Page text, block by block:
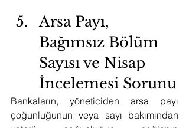
Arsa Payı,
Bağımsız Bölüm
Sayısı ve Nisap
İncelemesi Sorunu
Bankaların, yöneticiden arsa payı
çoğunluğunun veya sayı bakımından